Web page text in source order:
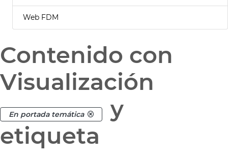
Web FDM
Contenido con
Visualización
En portada temática
y
etiqueta